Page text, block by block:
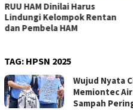
Pelantikan KBPP
Momentum
Sinergi Nasional
TAG: HPSN 2025
Wujud Nyata
Memiontec
Sampah